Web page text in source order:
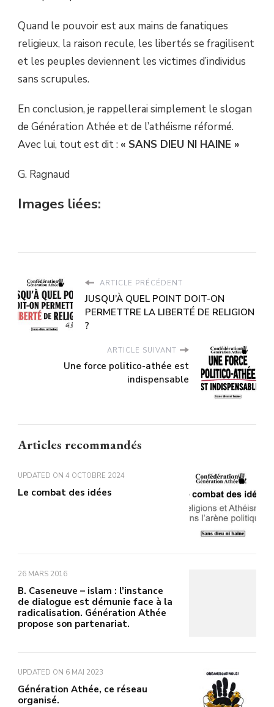
Quand le pouvoir est aux mains de fanatiques
religieux, la raison recule, les libertés se fragilisent
et les peuples deviennent les victimes d’individus
sans scrupules.
En conclusion, je rappellerai simplement le slogan
de Génération Athée et de l’athéisme réformé.
Avec lui, tout est dit : « SANS DIEU NI HAINE »
G. Ragnaud
Images liées:
ARTICLE PRÉCÉDENT
JUSQU’À QUEL POINT DOIT-ON
PERMETTRE LA LIBERTÉ DE RELIGION
?
ARTICLE SUIVANT
Une force politico-athée est
indispensable
Articles recommandés
UPDATED ON 4 OCTOBRE 2024
Le combat des idées
26 MARS 2016
B. Caseneuve – islam : l’instance
de dialogue est démunie face à la
radicalisation. Génération Athée
propose son partenariat.
UPDATED ON 6 MAI 2023
Génération Athée, ce réseau
organisé.